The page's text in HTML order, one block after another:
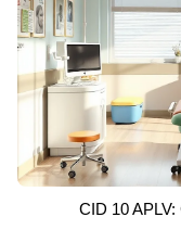
CID 10